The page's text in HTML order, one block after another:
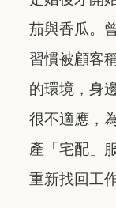
茄與香瓜。
習慣被顧客
的環境，身
很不適應，
產「宅配」
重新找回工